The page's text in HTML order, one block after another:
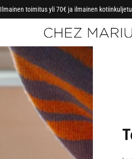
Ilmainen toimitus yli 70€ ja ilmainen